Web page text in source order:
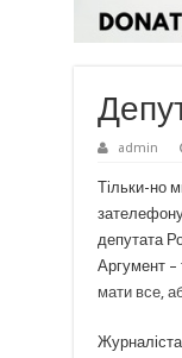
admin
Тільки-но
депутата
Аргумент –
мати все,